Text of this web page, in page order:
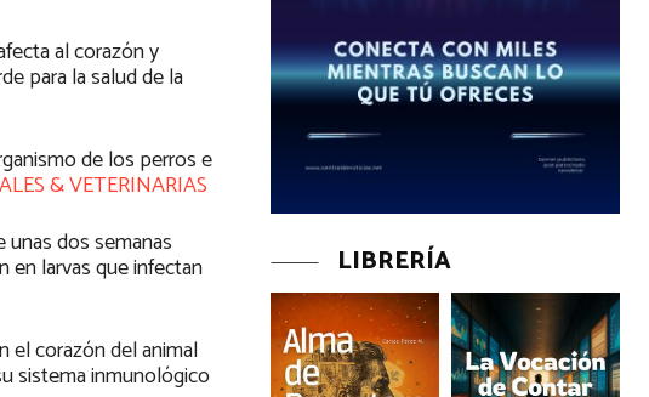
al corazón y
para la salud de la
de los perros e
& VETERINARIAS
dos semanas
en larvas que infectan
el corazón del animal
sistema inmunológico
LIBRERÍA